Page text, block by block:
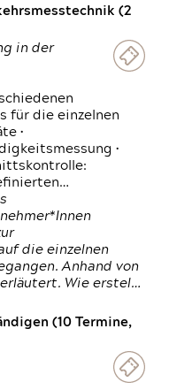
(2
in der
für die einzelnen
•
•
die einzelnen
Anhand von
Wie erstel…
(10 Termine,